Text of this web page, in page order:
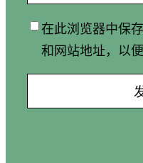
在此浏览器中保
和网站地址，以